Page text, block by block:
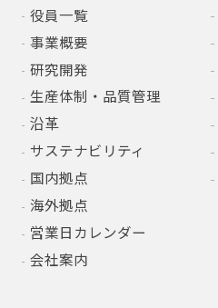
役員一覧
事業概要
研究開発
生産体制・品質管理
沿革
サステナビリティ
国内拠点
海外拠点
営業日カレンダー
会社案内